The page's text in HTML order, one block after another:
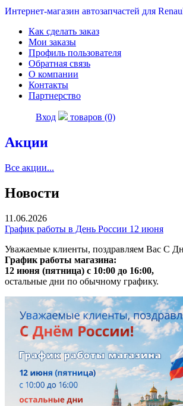
Интернет-магазин автозапчастей для
Как сделать заказ
Мои заказы
Профиль пользователя
Обратная связь
О компании
Контакты
Партнерство
Вход товаров (0)
Акции
Все акции...
Новости
11.06.2026
График работы в День России 12 июня
Уважаемые клиенты, поздравляем Вас С
График работы магазина:
12 июня (пятница) с 10:00 до 16:00,
остальные дни по обычному графику.